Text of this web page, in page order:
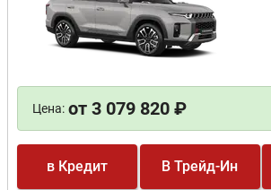
Цена: от 3 079 820 ₽
в Кредит В Трейд-Ин